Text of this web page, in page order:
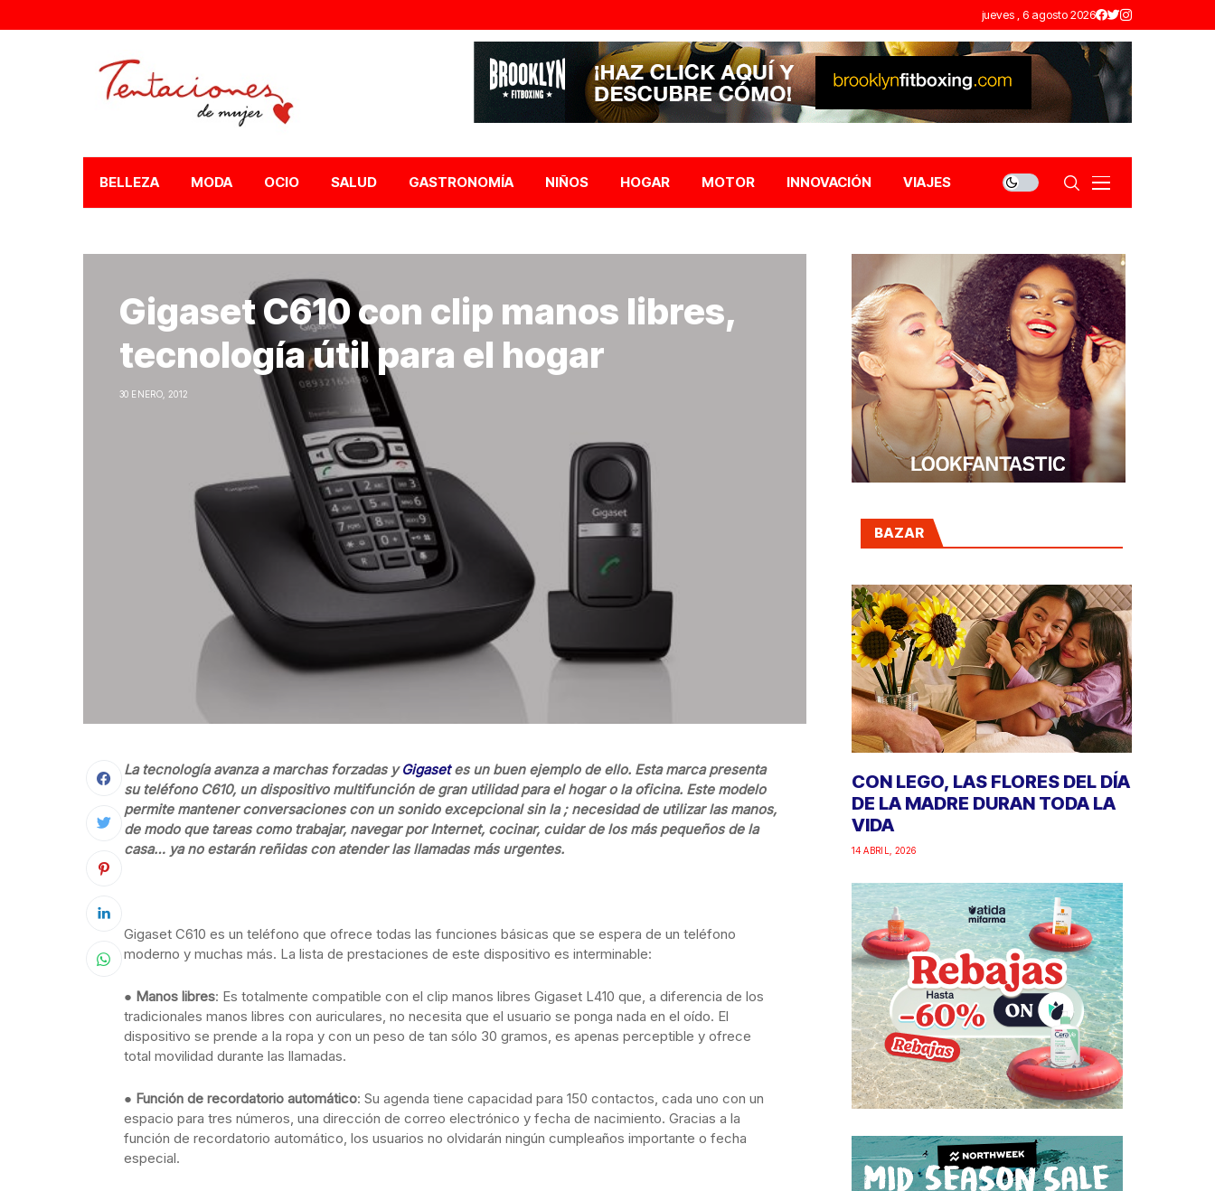
jueves , 6 agosto 2026
BELLEZA MODA OCIO SALUD GASTRONOMÍA NIÑOS HOGAR MOTOR INNOVACIÓN VIAJES
Gigaset C610 con clip manos libres,
tecnología útil para el hogar
30 ENERO, 2012
La tecnología avanza a marchas forzadas yGigasetes un buen ejemplo de ello. Esta marca presenta
su teléfono C610, un dispositivo multifunción de gran utilidad para el hogar o la oficina. Este modelo
permite mantener conversaciones con un sonido excepcional sin la ; necesidad de utilizar las manos,
de modo que tareas como trabajar, navegar por Internet, cocinar, cuidar de los más pequeños de la
casa… ya no estarán reñidas con atender las llamadas más urgentes.
Gigaset C610 es un teléfono que ofrece todas las funciones básicas que se espera de un teléfono
moderno y muchas más. La lista de prestaciones de este dispositivo es interminable:
● Manos libres: Es totalmente compatible con el clip manos libres Gigaset L410 que, a diferencia de los
tradicionales manos libres con auriculares, no necesita que el usuario se ponga nada en el oído. El
dispositivo se prende a la ropa y con un peso de tan sólo 30 gramos, es apenas perceptible y ofrece
total movilidad durante las llamadas.
● Función de recordatorio automático: Su agenda tiene capacidad para 150 contactos, cada uno con un
espacio para tres números, una dirección de correo electrónico y fecha de nacimiento. Gracias a la
función de recordatorio automático, los usuarios no olvidarán ningún cumpleaños importante o fecha
especial.
BAZAR
CON LEGO, LAS FLORES DEL DÍA
DE LA MADRE DURAN TODA LA
VIDA
14 ABRIL, 2026